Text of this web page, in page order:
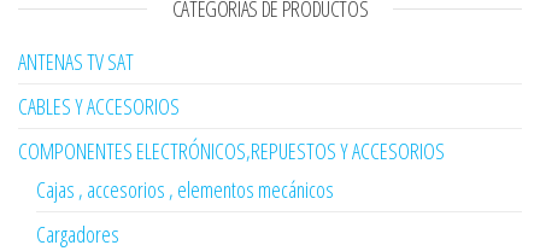
CATEGORÍAS DE PRODUCTOS
ANTENAS TV SAT
CABLES Y ACCESORIOS
COMPONENTES ELECTRÓNICOS,REPUESTOS Y ACCESORIOS
Cajas , accesorios , elementos mecánicos
Cargadores